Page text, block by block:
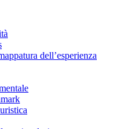
dell’esperienza